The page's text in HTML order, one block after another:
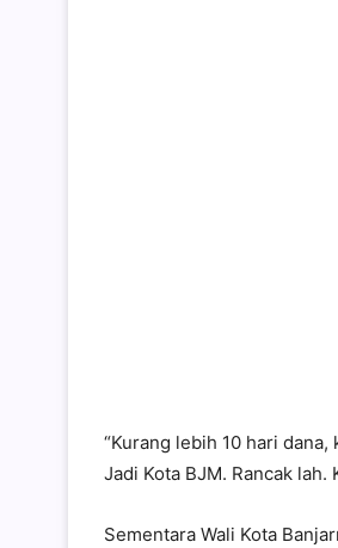
“Kurang lebih 10 hari
Jadi Kota BJM. Rancak
Sementara Wali Kota